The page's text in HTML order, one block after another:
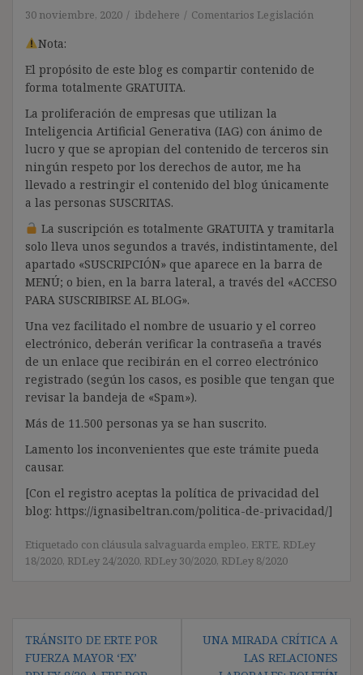
30 noviembre, 2020 ibdehere Comentarios Legislación
Nota:
El propósito de este blog es compartir contenido de
forma totalmente GRATUITA.
La proliferación de empresas que utilizan la
Inteligencia Artificial Generativa (IAG) con ánimo de
lucro y que se apropian del contenido de terceros sin
ningún respeto por los derechos de autor, me ha
llevado a restringir el contenido del blog únicamente
a las personas SUSCRITAS.
La suscripción es totalmente GRATUITA y tramitarla
solo lleva unos segundos a través, indistintamente, del
apartado «SUSCRIPCIÓN» que aparece en la barra de
MENÚ; o bien, en la barra lateral, a través del «ACCESO
PARA SUSCRIBIRSE AL BLOG».
Una vez facilitado el nombre de usuario y el correo
electrónico, deberán verificar la contraseña a través
de un enlace que recibirán en el correo electrónico
registrado (según los casos, es posible que tengan que
revisar la bandeja de «Spam»).
Más de 11.500 personas ya se han suscrito.
Lamento los inconvenientes que este trámite pueda
causar.
[Con el registro aceptas la política de privacidad del
blog: https://ignasibeltran.com/politica-de-privacidad/]
Etiquetado con cláusula salvaguarda empleo, ERTE, RDLey
18/2020, RDLey 24/2020, RDLey 30/2020, RDLey 8/2020
Navegación
de
TRÁNSITO DE ERTE POR
FUERZA MAYOR ‘EX’
UNA MIRADA CRÍTICA A
LAS RELACIONES